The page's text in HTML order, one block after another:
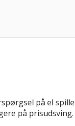
på el
på prisudsving.